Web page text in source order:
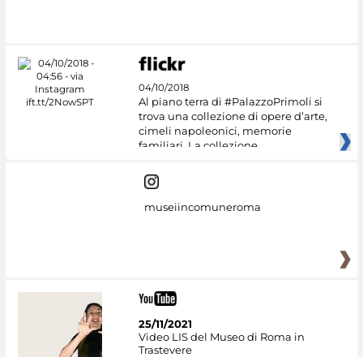
04/10/2018
Al piano terra di #PalazzoPrimoli si
trova una collezione di opere d’arte,
cimeli napoleonici, memorie
familiari. La collezione
museiincomuneroma
25/11/2021
Video LIS del Museo di Roma in
Trastevere